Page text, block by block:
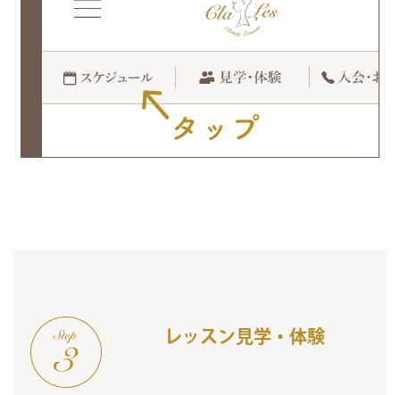
レッスン見学・体験